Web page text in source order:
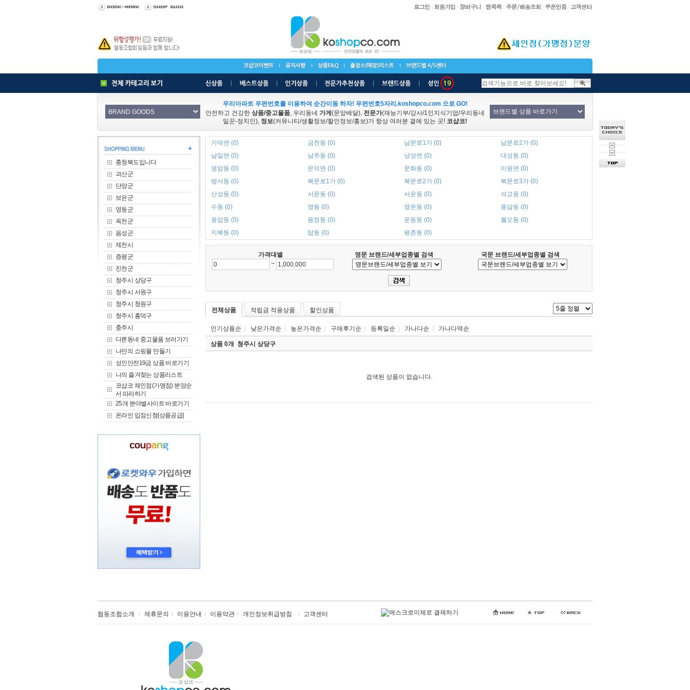
우리아파트 우편번호를 이용하여 순간이동 하자! 우편번호5자리.koshopco.com 으로 GO!
안전하고 건강한 상품/중고물품, 우리동네 가게 (문앞배달), 전문가(재능기부/강사/1인지식기업/우리동네
일꾼-정치인), 정보(커뮤니티/생활정보/할인정보/홍보)가 항상 여러분 곁에 있는 곳! 코샵코!
충청북도입니다
괴산군
단양군
보은군
영동군
옥천군
음성군
제천시
증평군
진천군
청주시 상당구
청주시 서원구
청주시 청원구
청주시 흥덕구
충주시
다른동네 중고물품 보러가기
나만의 쇼핑몰 만들기
성인안전19금 상품 바로가기
나의 즐겨찾는 상품리스트
코샵코 체인점(가맹점) 분양순
서 따라하기
25개 분야별사이트 바로가기
온라인 입점신청[상품공급]
가덕면 (0) 금천동 (0) 남문로1가 (0)
남문로2가 (0)
남일면 (0)
남주동 (0) 낭성면 (0)
대성동 (0)
명암동 (0)
문의면 (0) 문화동 (0)
미원면 (0)
방서동 (0)
북문로1가 (0) 북문로2가 (0)
북문로3가 (0)
산성동 (0)
서문동 (0) 서운동 (0)
석교동 (0)
수동 (0)
영동 (0) 영운동 (0)
용담동 (0)
용암동 (0)
용정동 (0) 운동동 (0)
월오동 (0)
지북동 (0)
탑동 (0) 평촌동 (0)
가격대별 영문 브랜드/세부업종별 검색
국문 브랜드/세부업종별 검색
~
전체상품 적립금 적용상품 할인상품
인기상품순 낮은가격순 높은가격순 구매후기순 등록일순 가나다순 가나다역순
상품 0개 청주시 상당구
검색된 상품이 없습니다.
협동조합소개 제휴문의 이용안내 이용약관 개인정보취급방침 고객센터